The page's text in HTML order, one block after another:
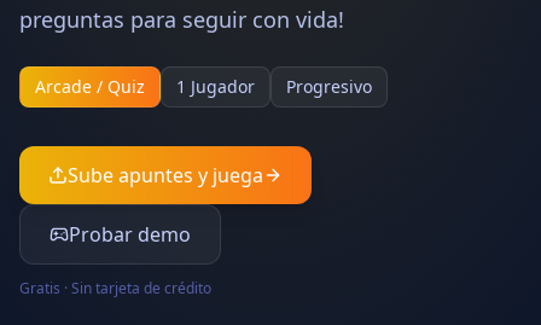
preguntas para seguir con vida!
Arcade / Quiz 1 Jugador Progresivo
Sube apuntes y juega
Probar demo
Gratis · Sin tarjeta de crédito